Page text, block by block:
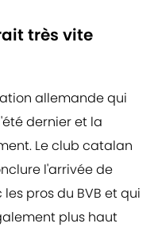
très vite
allemande qui
dernier et la
Le club catalan
l'arrivée de
pros du BVB et qui
plus haut